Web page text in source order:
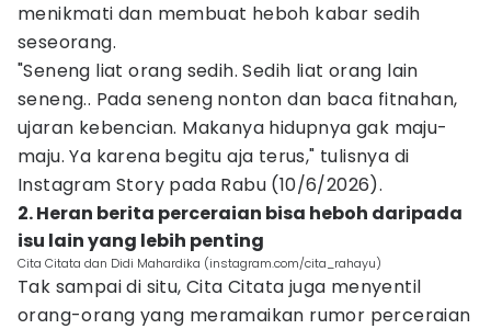
menikmati dan membuat heboh kabar sedih
seseorang.
"Seneng liat orang sedih. Sedih liat orang lain
seneng.. Pada seneng nonton dan baca fitnahan,
ujaran kebencian. Makanya hidupnya gak maju-
maju. Ya karena begitu aja terus," tulisnya di
Instagram Story pada Rabu (10/6/2026).
2. Heran berita perceraian bisa heboh daripada
isu lain yang lebih penting
Cita Citata dan Didi Mahardika (instagram.com/cita_rahayu)
Tak sampai di situ, Cita Citata juga menyentil
orang-orang yang meramaikan rumor perceraian